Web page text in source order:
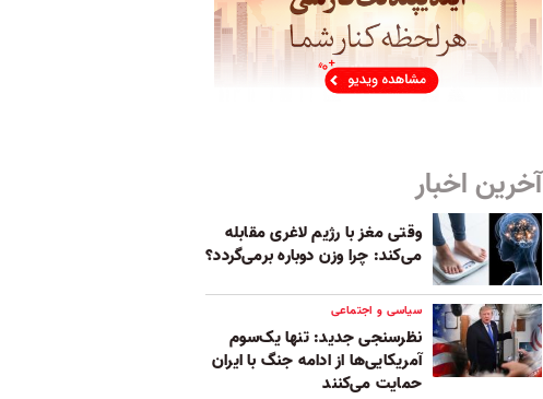
آخرین اخبار
وقتی مغز با رژیم لاغری مقابله
می‌کند: چرا وزن دوباره برمی‌گردد؟
سیاسی و اجتماعی
نظرسنجی جدید: تنها یک‌سوم
آمریکایی‌ها از ادامه جنگ با ایران
حمایت می‌کنند